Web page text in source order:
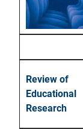
Review of
Educational
Research